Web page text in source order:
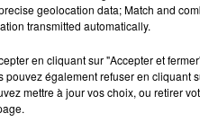
geolocation data; Match and
transmitted automatically.
en cliquant sur "Accepter et
pouvez également refuser en cliquant
mettre à jour vos choix, ou retirer